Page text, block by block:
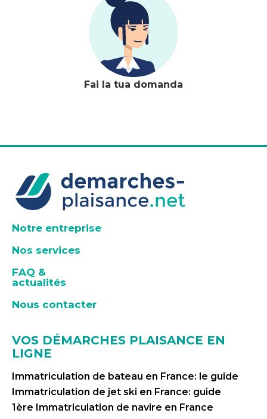
Fai la tua domanda
Notre entreprise
Nos services
FAQ &
actualités
Nous contacter
VOS DÉMARCHES PLAISANCE EN
LIGNE
Immatriculation de bateau en France: le guide
Immatriculation de jet ski en France: guide
1ère Immatriculation de navire en France